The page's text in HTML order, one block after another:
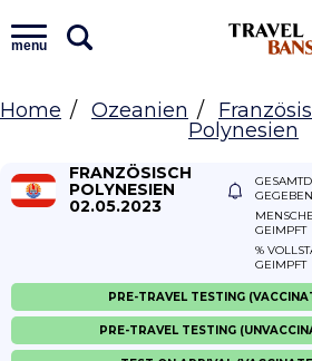
menu
Home Ozeanien
Polynesien
FRANZÖSISCH
POLYNESIEN
02.05.2023
GEGEBEN
GEIMPFT
%
GEIMPFT
PRE-TRAVEL TESTING
PRE-TRAVEL TESTING